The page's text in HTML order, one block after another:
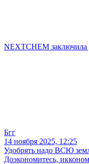
NEXTCHEM заключила
Бгг
14 ноября 2025, 12:25
Удобрять надо ВСЮ
Доэкономитесь,